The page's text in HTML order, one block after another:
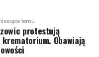
temu
protestują
Obawiają